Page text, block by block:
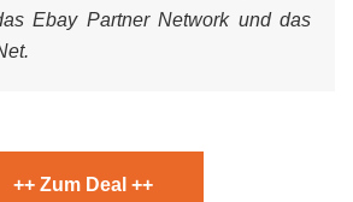
Ebay Partner Network und das
++ Zum Deal ++